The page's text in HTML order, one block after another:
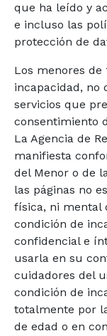
que ha leído y
e incluso las
protección de
Los menores de
incapacidad, no
servicios que
consentimiento
La Agencia de
manifiesta
del Menor o de
las páginas no
física, ni mental
condición de
confidencial e
usarla en su
cuidadores del
condición de
totalmente por
de edad o en